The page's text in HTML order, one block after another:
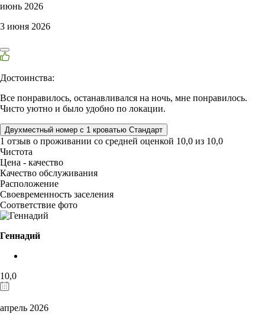
июнь 2026
3 июня 2026
Достоинства:
Все понравилось, останавливался на ночь, мне понравилось.
Чисто уютно и было удобно по локации.
Двухместный номер с 1 кроватью Стандарт
1 отзыв о проживании со средней оценкой 10,0 из 10,0
Чистота
Цена - качество
Качество обслуживания
Расположение
Своевременность заселения
Соответствие фото
Геннадий
10,0
апрель 2026